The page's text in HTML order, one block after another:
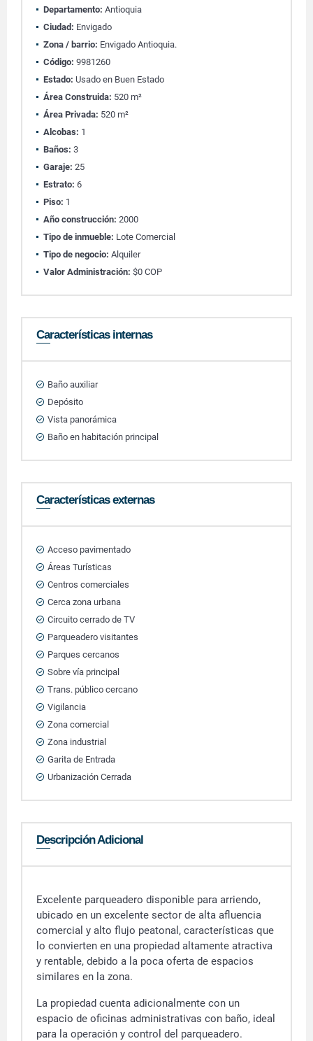
Departamento: Antioquia
Ciudad: Envigado
Zona / barrio: Envigado Antioquia.
Código: 9981260
Estado: Usado en Buen Estado
Área Construida: 520 m²
Área Privada: 520 m²
Alcobas: 1
Baños: 3
Garaje: 25
Estrato: 6
Piso: 1
Año construcción: 2000
Tipo de inmueble: Lote Comercial
Tipo de negocio: Alquiler
Valor Administración: $0 COP
Características internas
Baño auxiliar
Depósito
Vista panorámica
Baño en habitación principal
Características externas
Acceso pavimentado
Áreas Turísticas
Centros comerciales
Cerca zona urbana
Circuito cerrado de TV
Parqueadero visitantes
Parques cercanos
Sobre vía principal
Trans. público cercano
Vigilancia
Zona comercial
Zona industrial
Garita de Entrada
Urbanización Cerrada
Descripción Adicional
Excelente parqueadero disponible para arriendo,
ubicado en un excelente sector de alta afluencia
comercial y alto flujo peatonal, características que
lo convierten en una propiedad altamente atractiva
y rentable, debido a la poca oferta de espacios
similares en la zona.
La propiedad cuenta adicionalmente con un
espacio de oficinas administrativas con baño, ideal
para la operación y control del parqueadero.